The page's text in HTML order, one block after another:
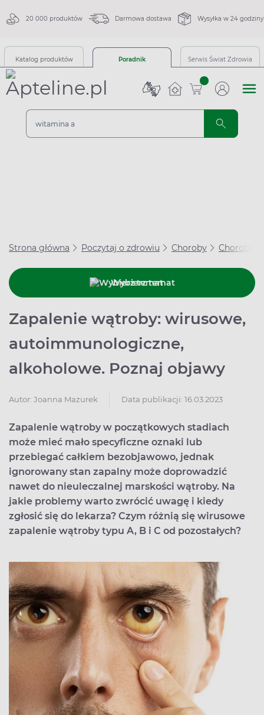
20 000 produktów Darmowa dostawa Wysyłka w 24 godziny
Katalog produktów Poradnik Serwis Świat Zdrowia
sztuk
Strona główna Poczytaj o zdrowiu Choroby Choroby
Wybierz temat
Zapalenie wątroby: wirusowe,
autoimmunologiczne,
alkoholowe. Poznaj objawy
Autor: Joanna Mazurek Data publikacji: 16.03.2023
Zapalenie wątroby w początkowych stadiach
może mieć mało specyficzne oznaki lub
przebiegać całkiem bezobjawowo, jednak
ignorowany stan zapalny może doprowadzić
nawet do nieuleczalnej marskości wątroby. Na
jakie problemy warto zwrócić uwagę i kiedy
zgłosić się do lekarza? Czym różnią się wirusowe
zapalenie wątroby typu A, B i C od pozostałych?